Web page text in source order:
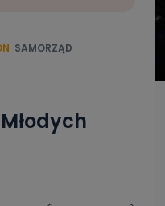
SAMORZĄD